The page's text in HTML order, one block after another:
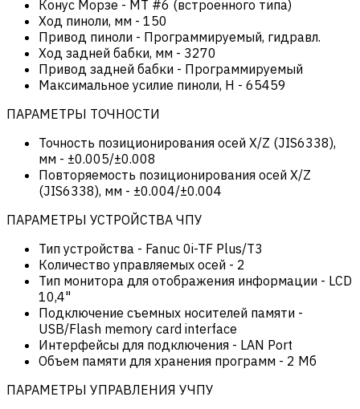
Конус Морзе - MT #6 (встроенного типа)
Ход пиноли, мм - 150
Привод пиноли - Программируемый, гидравл.
Ход задней бабки, мм - 3270
Привод задней бабки - Программируемый
Максимальное усилие пиноли, Н - 65459
ПАРАМЕТРЫ ТОЧНОСТИ
Точность позиционирования осей X/Z (JIS6338),
мм - ±0.005/±0.008
Повторяемость позиционирования осей X/Z
(JIS6338), мм - ±0.004/±0.004
ПАРАМЕТРЫ УСТРОЙСТВА ЧПУ
Тип устройства - Fanuc 0i-TF Plus/T3
Количество управляемых осей - 2
Тип монитора для отображения информации - LCD
10,4"
Подключение съемных носителей памяти -
USB/Flash memory card interface
Интерфейсы для подключения - LAN Port
Объем памяти для хранения программ - 2 Мб
ПАРАМЕТРЫ УПРАВЛЕНИЯ УЧПУ